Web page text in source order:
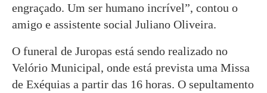
engraçado. Um ser humano incrível”, contou o
amigo e assistente social Juliano Oliveira.
O funeral de Juropas está sendo realizado no
Velório Municipal, onde está prevista uma Missa
de Exéquias a partir das 16 horas. O sepultamento